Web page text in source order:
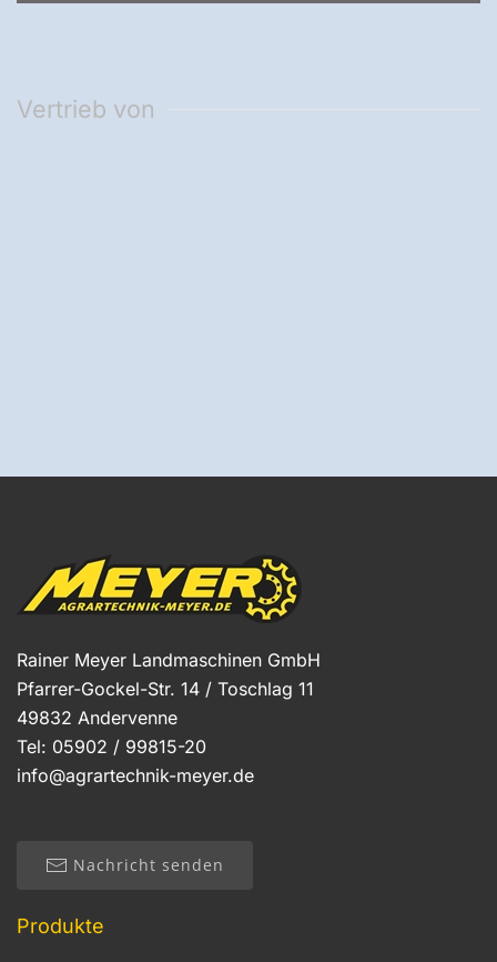
Vertrieb von
Rainer Meyer Landmaschinen GmbH
Pfarrer-Gockel-Str. 14 / Toschlag 11
49832 Andervenne
Tel: 05902 / 99815-20
info@agrartechnik-meyer.de
Nachricht senden
Produkte